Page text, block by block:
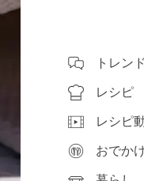
トレン
レシピ
レシピ
おでか